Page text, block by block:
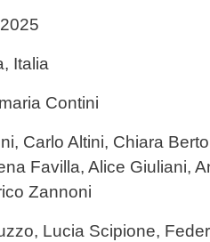
Italia
Contini
Carlo Altini, Chiara
Favilla, Alice Giuliani,
Zannoni
Lucia Scipione,